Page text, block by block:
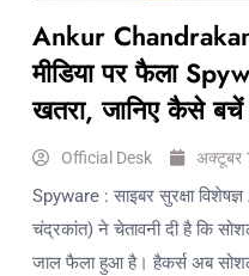
Ankur
मीडिया पर फैला
खतरा, जानिए कैसे बचें
Official Desk अक्टूबर
Spyware : साइबर सुरक्षा
चंद्रकांत) ने चेतावनी दी है कि
जाल फैला हुआ है। हैकर्स अब सोशल